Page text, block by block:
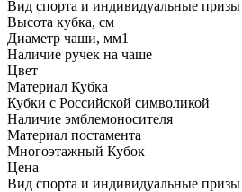
Вид спорта и индивидуальные призы
Высота кубка, см
Диаметр чаши, мм1
Наличие ручек на чаше
Цвет
Материал Кубка
Кубки с Российской символикой
Наличие эмблемоносителя
Материал постамента
Многоэтажный Кубок
Цена
Вид спорта и индивидуальные призы